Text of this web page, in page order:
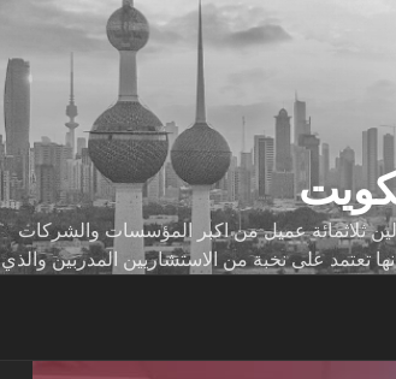
ثلاثمائة عميل من اكبر المؤسسات والشركات
تعتمد على نخبة من الاستشاريين المدربين والذي